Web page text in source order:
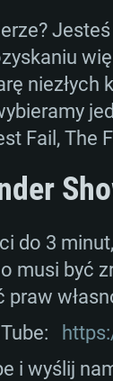
11:
660.
nie jest
/
(nie
Fail, The
do 3
musi
i wyślij